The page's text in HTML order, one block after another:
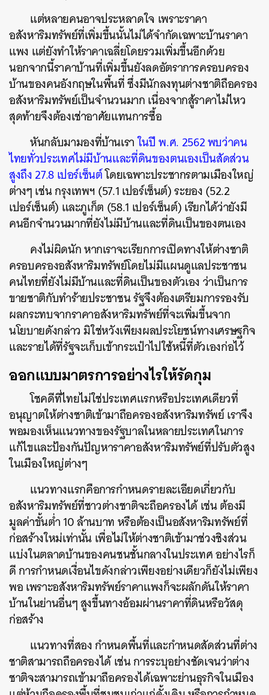
แต่หลายคนอาจประหลาดใจ เพราะราคา
อสังหาริมทรัพย์ที่เพิ่มขึ้นนั้นไม่ได้จำกัดเฉพาะบ้านราคา
แพง แต่ยังทำให้ราคาเฉลี่ยโดยรวมเพิ่มขึ้นอีกด้วย
นอกจากนี้ราคาบ้านที่เพิ่มขึ้นยังลดอัตราการครอบครอง
บ้านของคนอังกฤษในพื้นที่ ซึ่งมีนักลงทุนต่างชาติถือครอง
อสังหาริมทรัพย์เป็นจำนวนมาก เนื่องจากสู้ราคาไม่ไหว
สุดท้ายจึงต้องเช่าอาศัยแทนการซื้อ
หันกลับมามองที่บ้านเราในปี พ.ศ. 2562 พบว่าคน
ไทยทั่วประเทศไม่มีบ้านและที่ดินของตนเองเป็นสัดส่วน
สูงถึง 27.8 เปอร์เซ็นต์โดยเฉพาะประชากรตามเมืองใหญ่
ต่างๆ เช่น กรุงเทพฯ (57.1 เปอร์เซ็นต์) ระยอง (52.2
เปอร์เซ็นต์) และภูเก็ต (58.1 เปอร์เซ็นต์) เรียกได้ว่ายังมี
คนอีกจำนวนมากที่ยังไม่มีบ้านและที่ดินเป็นของตนเอง
คงไม่ผิดนัก หากเราจะเรียกการเปิดทางให้ต่างชาติ
ครอบครองอสังหาริมทรัพย์โดยไม่มีแผนดูแลประชาชน
คนไทยที่ยังไม่มีบ้านและที่ดินเป็นของตัวเอง ว่าเป็นการ
ขายชาติกับทำร้ายประชาชน รัฐจึงต้องเตรียมการรองรับ
ผลกระทบจากราคาอสังหาริมทรัพย์ที่จะเพิ่มขึ้นจาก
นโยบายดังกล่าว มิใช่หวังเพียงผลประโยชน์ทางเศรษฐกิจ
และรายได้ที่รัฐจะเก็บเข้ากระเป๋าไปใช้หนี้ที่ตัวเองก่อไว้
ออกแบบมาตรการอย่างไรให้รัดกุม
โชคดีที่ไทยไม่ใช่ประเทศแรกหรือประเทศเดียวที่
อนุญาตให้ต่างชาติเข้ามาถือครองอสังหาริมทรัพย์ เราจึง
พอมองเห็นแนวทางของรัฐบาลในหลายประเทศในการ
แก้ไขและป้องกันปัญหาราคาอสังหาริมทรัพย์ที่ปรับตัวสูง
ในเมืองใหญ่ต่างๆ
แนวทางแรกคือการกำหนดรายละเอียดเกี่ยวกับ
อสังหาริมทรัพย์ที่ชาวต่างชาติจะถือครองได้ เช่น ต้องมี
มูลค่าขั้นต่ำ 10 ล้านบาท หรือต้องเป็นอสังหาริมทรัพย์ที่
ก่อสร้างใหม่เท่านั้น เพื่อไม่ให้ต่างชาติเข้ามาช่วงชิงส่วน
แบ่งในตลาดบ้านของคนชนชั้นกลางในประเทศ อย่างไรก็
ดี การกำหนดเงื่อนไขดังกล่าวเพียงอย่างเดียวก็ยังไม่เพียง
พอ เพราะอสังหาริมทรัพย์ราคาแพงก็จะผลักดันให้ราคา
บ้านในย่านอื่นๆ สูงขึ้นทางอ้อมผ่านราคาที่ดินหรือวัสดุ
ก่อสร้าง
แนวทางที่สอง กำหนดพื้นที่และกำหนดสัดส่วนที่ต่าง
ชาติสามารถถือครองได้ เช่น การระบุอย่างชัดเจนว่าต่าง
ชาติจะสามารถเข้ามาถือครองได้เฉพาะย่านธุรกิจในเมือง
ค้นหา
SHARE TWEET LINE EMAIL